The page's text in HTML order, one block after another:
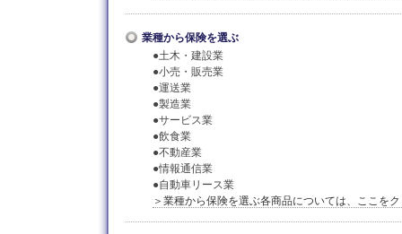
業種から保険を選ぶ
●土木・建設業
●小売・販売業
●運送業
●製造業
●サービス業
●飲食業
●不動産業
●情報通信業
●自動車リース業
＞業種から保険を選ぶ各商品については、ここを